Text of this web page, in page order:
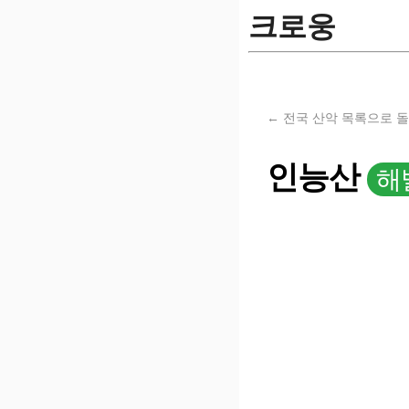
크로웅
← 전국 산악 목록으로
인능산 해